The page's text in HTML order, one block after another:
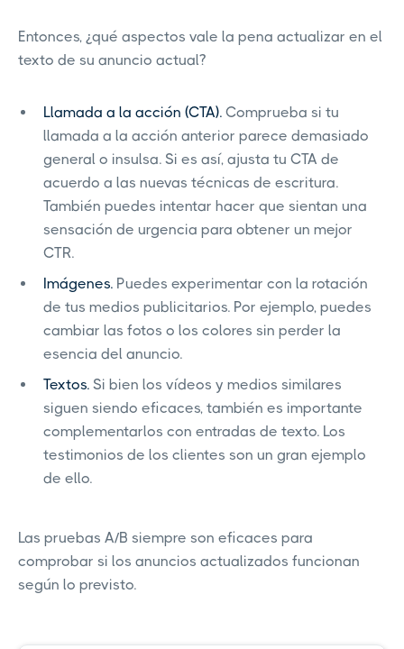
Entonces, ¿qué aspectos vale la pena actualizar en el
texto de su anuncio actual?
Llamada a la acción (CTA). Comprueba si tu
llamada a la acción anterior parece demasiado
general o insulsa. Si es así, ajusta tu CTA de
acuerdo a las nuevas técnicas de escritura.
También puedes intentar hacer que sientan una
sensación de urgencia para obtener un mejor
CTR.
Imágenes. Puedes experimentar con la rotación
de tus medios publicitarios. Por ejemplo, puedes
cambiar las fotos o los colores sin perder la
esencia del anuncio.
Textos. Si bien los vídeos y medios similares
siguen siendo eficaces, también es importante
complementarlos con entradas de texto. Los
testimonios de los clientes son un gran ejemplo
de ello.
Las pruebas A/B siempre son eficaces para
comprobar si los anuncios actualizados funcionan
según lo previsto.